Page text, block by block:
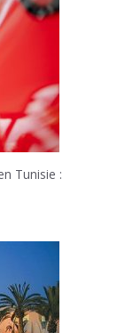
Tunisie :